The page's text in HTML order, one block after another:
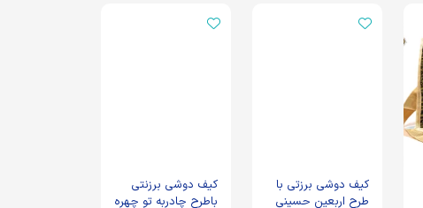
کیف دوشی برزتی با
طرح اربعین حسینی
کیف دوشی برزنتی
باطرح چادربه تو چهره